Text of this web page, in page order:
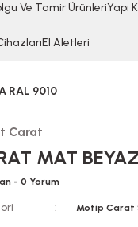
Ve Tamir ÜrünleriYapı
El Aletleri
RAL 9010
Carat
MAT
- 0 Yorum
Motip Carat